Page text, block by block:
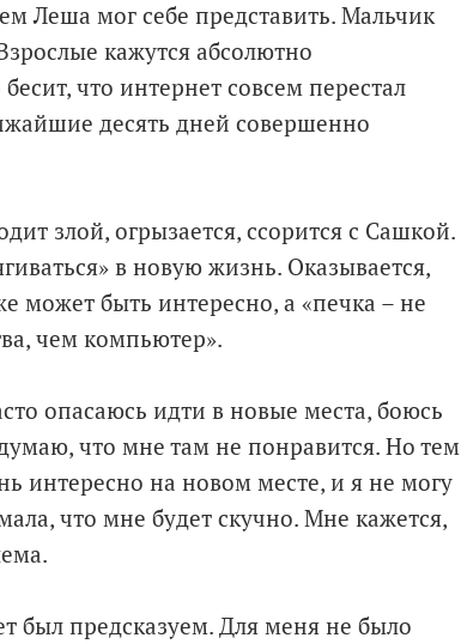
Леша мог себе представить. Мальчик
кажутся абсолютно
что интернет совсем перестал
десять дней совершенно
злой, огрызается, ссорится с Сашкой.
в новую жизнь. Оказывается,
может быть интересно, а «печка – не
чем компьютер».
опасаюсь идти в новые места, боюсь
что мне там не понравится. Но тем
интересно на новом месте, и я не могу
что мне будет скучно. Мне кажется,
был предсказуем. Для меня не было